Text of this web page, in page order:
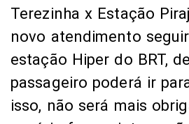
Terezinha x Estação
novo atendimento
estação Hiper do BRT,
passageiro poderá ir
isso, não será mais